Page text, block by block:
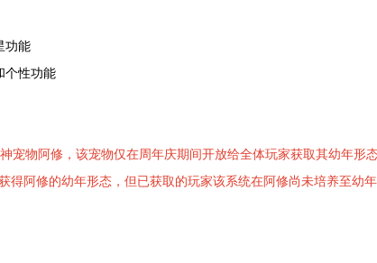
功能
个性功能
宠物阿修，该宠物仅在周年庆期间开放给全体玩家获取其幼年形态
得阿修的幼年形态，但已获取的玩家该系统在阿修尚未培养至幼